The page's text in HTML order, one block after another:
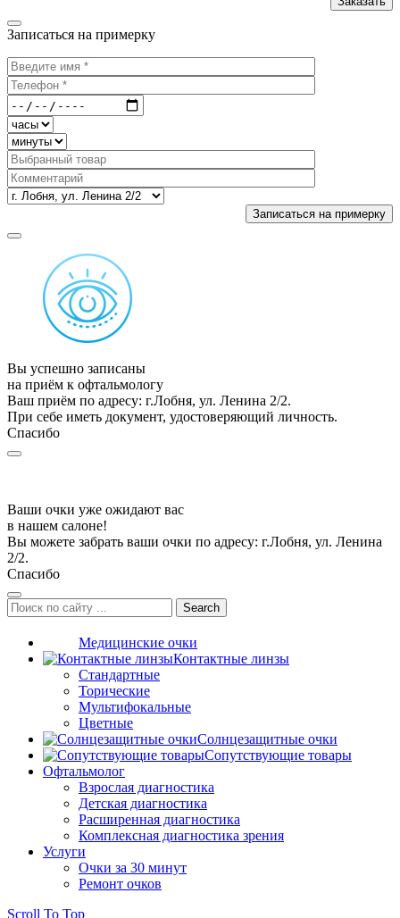
Записаться на примерку
Вы успешно записаны
на приём к офтальмологу
Ваш приём по адресу: г.Лобня, ул. Ленина 2/2.
При себе иметь документ, удостоверяющий личность.
Спасибо
Ваши очки уже ожидают вас
в нашем салоне!
Вы можете забрать ваши очки по адресу: г.Лобня, ул. Ленина
2/2.
Спасибо
Search
Медицинские очки
Контактные линзы
Стандартные
Торические
Мультифокальные
Цветные
Солнцезащитные очки
Сопутствующие товары
Офтальмолог
Взрослая диагностика
Детская диагностика
Расширенная диагностика
Комплексная диагностика зрения
Услуги
Очки за 30 минут
Ремонт очков
Scroll To Top